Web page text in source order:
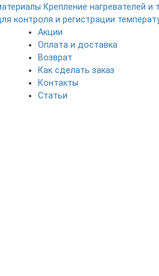
Крепление нагревателей и
контроля и регистрации
Акции
Оплата и доставка
Возврат
Как сделать заказ
Контакты
Статьи